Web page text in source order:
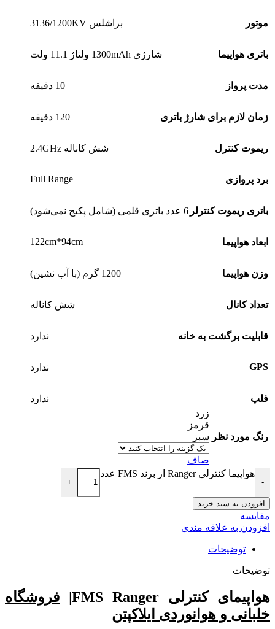
موتور براشلس 3136/1200KV
باتری هواپیما شارژی 1300mAh ولتاژ 11.1 ولت
مدت پرواز 10 دقیقه
زمان لازم برای شارژ باتری 120 دقیقه
ریموت کنترل شش کاناله 2.4GHz
برد پروازی Full Range
باتری ریموت کنترلر 6 عدد باتری قلمی (شامل پکیج نمی‌شود)
ابعاد هواپیما 122cm*94cm
وزن هواپیما 1200 گرم (با آب نشین)
تعداد کانال شش کاناله
قابلیت برگشت به خانه ندارد
GPS ندارد
فلپ ندارد
رنگ مورد نظر
زرد
قرمز
سبز
صاف
-
هواپیما کنترلی Ranger از برند FMS عدد
+
افزودن به سبد خرید
مقایسه
افزودن به علاقه مندی
توضیحات
توضیحات
هواپیمای کنترلی FMS Ranger|
فروشگاه
خلبانی و هوانوردی ایلاکپتن